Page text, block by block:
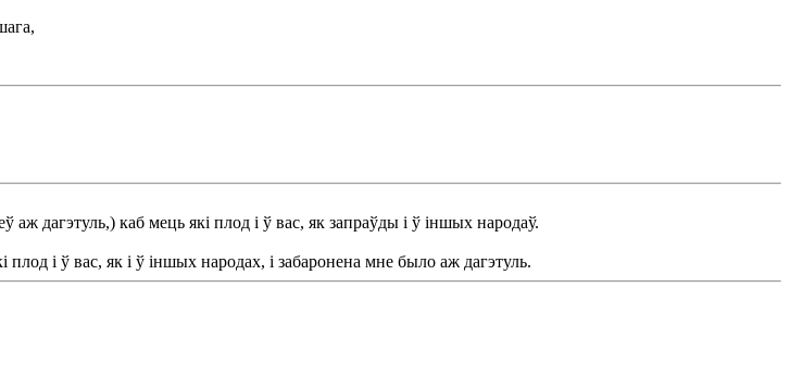
дагэтуль,) каб мець які плод і ў вас, як запраўды і ў іншых народаў.
і ў вас, як і ў іншых народах, і забаронена мне было аж дагэтуль.